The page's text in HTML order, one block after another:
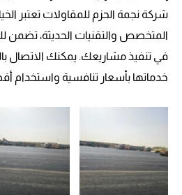
شركة نجمة الحزم للمقاولات تعتبر
المتخصص والتقنيات الحديثة، تضمن
في تنفيذ مشاريعك. يمكنك الاتصال
خدماتها بأسعار تنافسية واستخدام